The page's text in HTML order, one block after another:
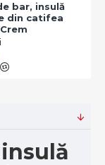
bar, insulă
din catifea